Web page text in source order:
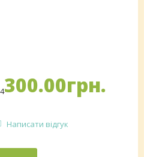
300.00грн.
Написати відгук